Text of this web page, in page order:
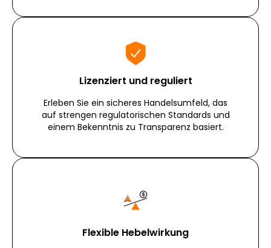
Lizenziert und reguliert
Erleben Sie ein sicheres Handelsumfeld, das
auf strengen regulatorischen Standards und
einem Bekenntnis zu Transparenz basiert.
Flexible Hebelwirkung